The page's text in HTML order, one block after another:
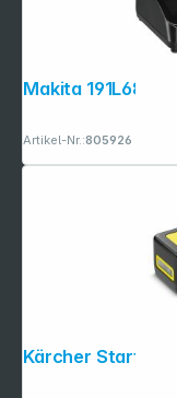
Artikel-Nr.:805926